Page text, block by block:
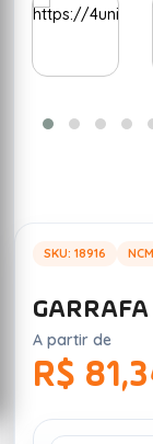
SKU: 18916
A partir de
R$